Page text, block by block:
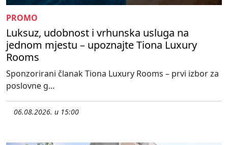
PROMO
Luksuz, udobnost i vrhunska usluga na
jednom mjestu – upoznajte Tiona Luxury
Rooms
Sponzorirani članak Tiona Luxury Rooms – prvi izbor za
poslovne g...
06.08.2026. u 15:00